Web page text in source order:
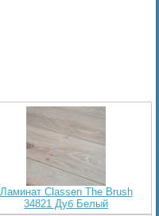
Ламинат Classen The Brush
34821 Дуб Белый